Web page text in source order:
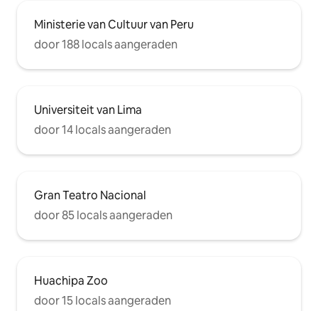
Ministerie van Cultuur van Peru
door 188 locals aangeraden
Universiteit van Lima
door 14 locals aangeraden
Gran Teatro Nacional
door 85 locals aangeraden
Huachipa Zoo
door 15 locals aangeraden